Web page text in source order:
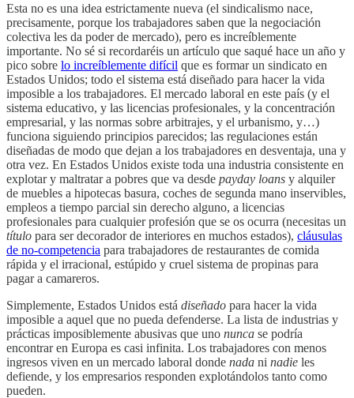
Esta no es una idea estrictamente nueva (el sindicalismo nace,
precisamente, porque los trabajadores saben que la negociación
colectiva les da poder de mercado), pero es increíblemente
importante. No sé si recordaréis un artículo que saqué hace un año y
pico sobre lo increíblemente difícil que es formar un sindicato en
Estados Unidos; todo el sistema está diseñado para hacer la vida
imposible a los trabajadores. El mercado laboral en este país (y el
sistema educativo, y las licencias profesionales, y la concentración
empresarial, y las normas sobre arbitrajes, y el urbanismo, y…)
funciona siguiendo principios parecidos; las regulaciones están
diseñadas de modo que dejan a los trabajadores en desventaja, una y
otra vez. En Estados Unidos existe toda una industria consistente en
explotar y maltratar a pobres que va desde payday loans y alquiler
de muebles a hipotecas basura, coches de segunda mano inservibles,
empleos a tiempo parcial sin derecho alguno, a licencias
profesionales para cualquier profesión que se os ocurra (necesitas un
título para ser decorador de interiores en muchos estados), cláusulas
de no-competencia para trabajadores de restaurantes de comida
rápida y el irracional, estúpido y cruel sistema de propinas para
pagar a camareros.
Simplemente, Estados Unidos está diseñado para hacer la vida
imposible a aquel que no pueda defenderse. La lista de industrias y
prácticas imposiblemente abusivas que uno nunca se podría
encontrar en Europa es casi infinita. Los trabajadores con menos
ingresos viven en un mercado laboral donde nada ni nadie les
defiende, y los empresarios responden explotándolos tanto como
pueden.